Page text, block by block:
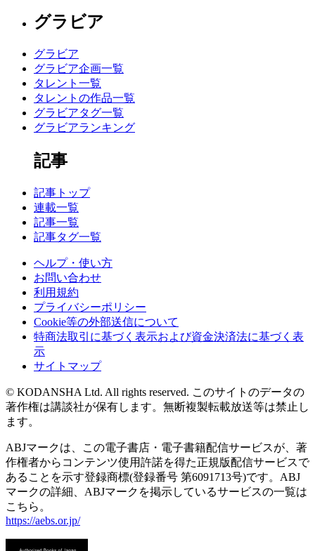
グラビア
グラビア
グラビア企画一覧
タレント一覧
タレントの作品一覧
グラビアタグ一覧
グラビアランキング
記事
記事トップ
連載一覧
記事一覧
記事タグ一覧
ヘルプ・使い方
お問い合わせ
利用規約
プライバシーポリシー
Cookie等の外部送信について
特商法取引に基づく表示および資金決済法に基づく表
示
サイトマップ
© KODANSHA Ltd. All rights reserved. このサイトのデータの
著作権は講談社が保有します。無断複製転載放送等は禁止し
ます。
ABJマークは、この電子書店・電子書籍配信サービスが、著
作権者からコンテンツ使用許諾を得た正規版配信サービスで
あることを示す登録商標(登録番号 第6091713号)です。ABJ
マークの詳細、ABJマークを掲示しているサービスの一覧は
こちら。
https://aebs.or.jp/